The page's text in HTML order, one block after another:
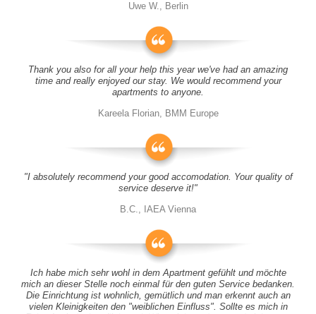
Uwe W., Berlin
Thank you also for all your help this year we've had an amazing
time and really enjoyed our stay. We would recommend your
apartments to anyone.
Kareela Florian, BMM Europe
"I absolutely recommend your good accomodation. Your quality of
service deserve it!"
B.C., IAEA Vienna
Ich habe mich sehr wohl in dem Apartment gefühlt und möchte
mich an dieser Stelle noch einmal für den guten Service bedanken.
Die Einrichtung ist wohnlich, gemütlich und man erkennt auch an
vielen Kleinigkeiten den "weiblichen Einfluss". Sollte es mich in